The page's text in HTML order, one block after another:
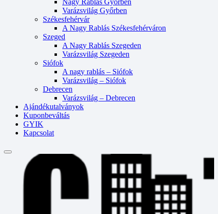
Nagy Rablás Győrben
Varázsvilág Győrben
Székesfehérvár
A Nagy Rablás Székesfehérváron
Szeged
A Nagy Rablás Szegeden
Varázsvilág Szegeden
Siófok
A nagy rablás – Siófok
Varázsvilág – Siófok
Debrecen
Varázsvilág – Debrecen
Ajándékutalványok
Kuponbeváltás
GYIK
Kapcsolat